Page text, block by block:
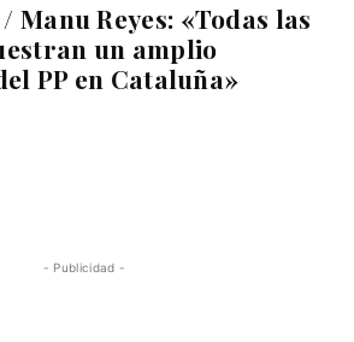
Manu Reyes: «Todas las
un amplio
PP en Cataluña»
- Publicidad -